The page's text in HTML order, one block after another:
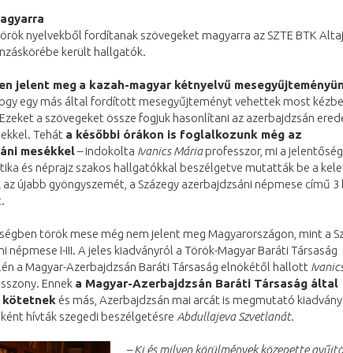
nyelvekből fordítanak szövegeket magyarra az SZTE BTK
került hallgatók.
jelent meg a kazah-magyar kétnyelvű
egy más által fordított mesegyűjteményt vehettek most
a szövegeket össze fogjuk hasonlítani az azerbajdzsán
Tehát a későbbi órákon is foglalkozunk még az
mesékkel– indokolta Ivanics Máriaprofesszor, mi a
és néprajz szakos hallgatókkal beszélgetve mutatták be a
újabb gyöngyszemét, a Százegy azerbajdzsáni népmese című
török mese még nem jelent meg Magyarországon, mint a
népmese I-III. A jeles kiadványról a Török-Magyar Baráti Társaság
a Magyar-Azerbajdzsán Baráti Társaság elnökétől hallott
Ennek a Magyar-Azerbajdzsán Baráti Társaság által
és más, Azerbajdzsán mai arcát is megmutató
hívták szegedi beszélgetésre Abdullajeva Szvetlanát.
– Ki és milyen körülmények közepette